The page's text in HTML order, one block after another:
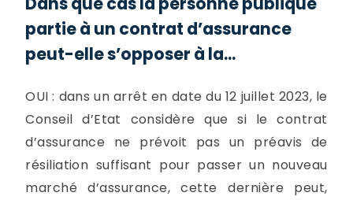
partie à un contrat d’assurance
peut-elle s’opposer à la...
OUI : dans un arrêt en date du 12 juillet 2023, le
Conseil d’Etat considère que si le contrat
d’assurance ne prévoit pas un préavis de
résiliation suffisant pour passer un nouveau
marché d’assurance, cette dernière peut,